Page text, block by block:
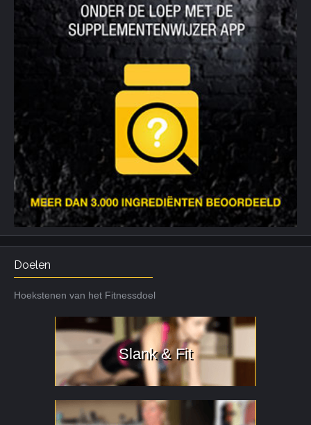
Doelen
Hoekstenen van het Fitnessdoel
Slank & Fit